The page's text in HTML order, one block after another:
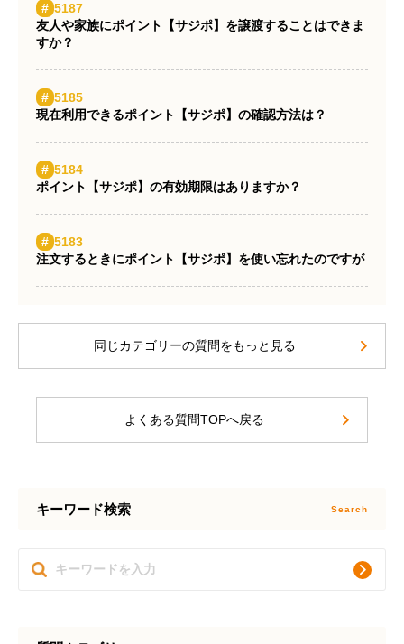
# 5187
友人や家族にポイント【サジポ】を譲渡することはできま
すか？
# 5185
現在利用できるポイント【サジポ】の確認方法は？
# 5184
ポイント【サジポ】の有効期限はありますか？
# 5183
注文するときにポイント【サジポ】を使い忘れたのですが
同じカテゴリーの質問をもっと見る
よくある質問TOPへ戻る
キーワード検索